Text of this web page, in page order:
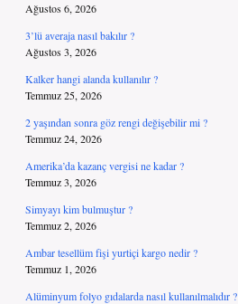
Ağustos 6, 2026
3’lü averaja nasıl bakılır ?
Ağustos 3, 2026
Kalker hangi alanda kullanılır ?
Temmuz 25, 2026
2 yaşından sonra göz rengi değişebilir mi ?
Temmuz 24, 2026
Amerika’da kazanç vergisi ne kadar ?
Temmuz 3, 2026
Simyayı kim bulmuştur ?
Temmuz 2, 2026
Ambar tesellüm fişi yurtiçi kargo nedir ?
Temmuz 1, 2026
Alüminyum folyo gıdalarda nasıl kullanılmalıdır ?